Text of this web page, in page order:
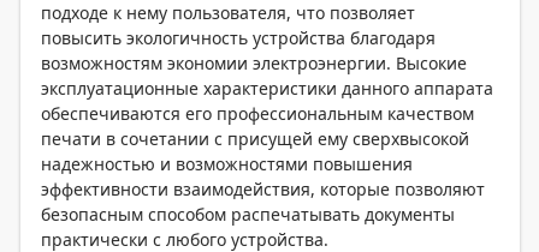
подходе к нему пользователя, что позволяет
повысить экологичность устройства благодаря
возможностям экономии электроэнергии. Высокие
эксплуатационные характеристики данного аппарата
обеспечиваются его профессиональным качеством
печати в сочетании с присущей ему сверхвысокой
надежностью и возможностями повышения
эффективности взаимодействия, которые позволяют
безопасным способом распечатывать документы
практически с любого устройства.